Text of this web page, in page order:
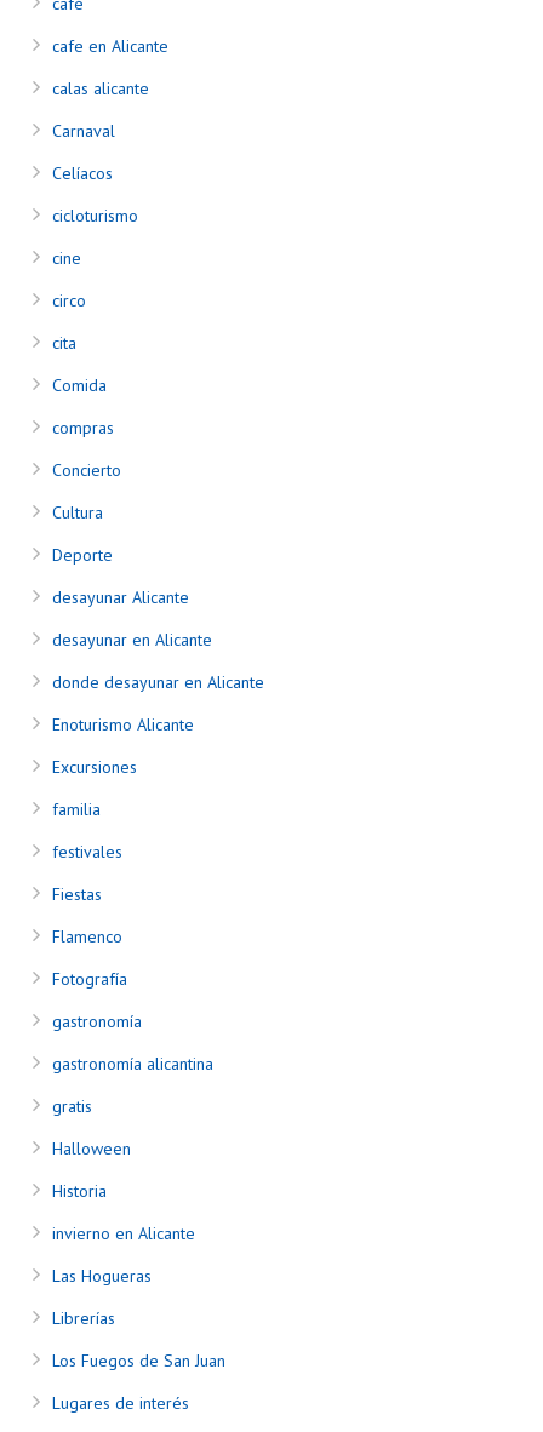
cafe en Alicante
calas alicante
Carnaval
Celíacos
cicloturismo
cine
circo
cita
Comida
compras
Concierto
Cultura
Deporte
desayunar Alicante
desayunar en Alicante
donde desayunar en Alicante
Enoturismo Alicante
Excursiones
familia
festivales
Fiestas
Flamenco
Fotografía
gastronomía
gastronomía alicantina
gratis
Halloween
Historia
invierno en Alicante
Las Hogueras
Librerías
Los Fuegos de San Juan
Lugares de interés